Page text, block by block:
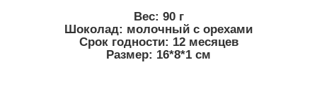
Вес: 90 г
Шоколад: молочный с орехами
Срок годности: 12 месяцев
Размер: 16*8*1 см